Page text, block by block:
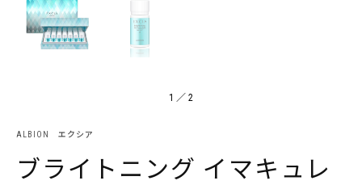
1 ／ 2
ALBION エクシア
ブライトニング イマキュレ